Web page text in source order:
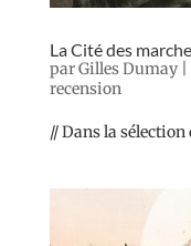
La Cité des
parGilles Dumay|
recension
// Dans la sélection